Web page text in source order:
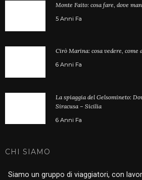
Monte Faito: cosa fare, dove
5 Anni Fa
Cirò Marina: cosa vedere, come
6 Anni Fa
La spiaggia del Gelsomineto:
Siracusa – Sicilia
6 Anni Fa
CHI SIAMO
Siamo un gruppo di viaggiatori, con